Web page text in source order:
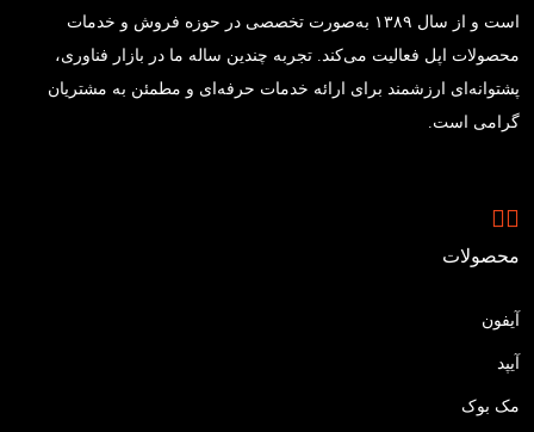
است و از سال ۱۳۸۹ به‌صورت تخصصی در حوزه فروش و خدمات
محصولات اپل فعالیت می‌کند. تجربه چندین ساله ما در بازار فناوری،
پشتوانه‌ای ارزشمند برای ارائه خدمات حرفه‌ای و مطمئن به مشتریان
گرامی است.
محصولات
آیفون
آیپد
مک بوک